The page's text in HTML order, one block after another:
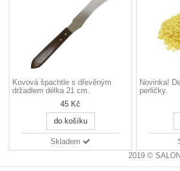
Kovová špachtle s dřevěným
držadlem délka 21 cm.
45 Kč
do košíku
Skladem
Novinka!
perličky.
2019 ©